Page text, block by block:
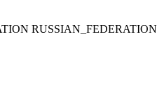
RUSSIAN_FEDERATION